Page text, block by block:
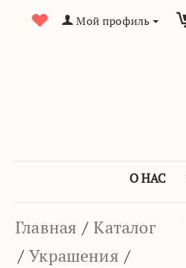
Мой профиль
О НАС
Главная / Каталог
/ Украшения /